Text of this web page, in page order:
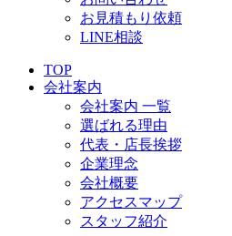
お見積もり依頼
LINE相談
TOP
会社案内
会社案内 一覧
選ばれる理由
代表・店長挨拶
企業理念
会社概要
アクセスマップ
スタッフ紹介